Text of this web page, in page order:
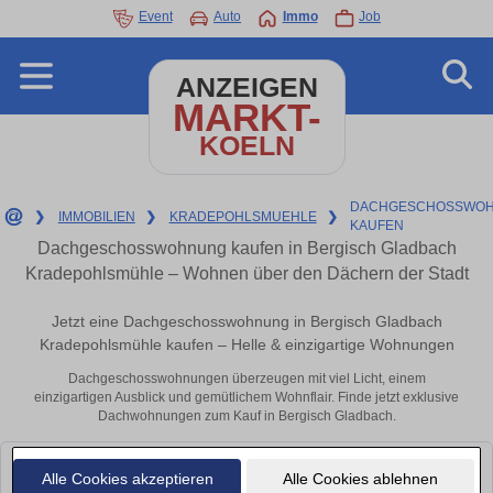
Alle Cookies akzeptieren Alle Cookies ablehnen
Event Auto Immo Job
ANZEIGEN
MARKT-
KOELN
❯ IMMOBILIEN ❯ KRADEPOHLSMUEHLE ❯
KAUFEN
Dachgeschosswohnung kaufen in Bergisch Gladbach
Kradepohlsmühle – Wohnen über den Dächern der Stadt
Jetzt eine Dachgeschosswohnung in Bergisch Gladbach
Kradepohlsmühle kaufen – Helle & einzigartige Wohnungen
Dachgeschosswohnungen überzeugen mit viel Licht, einem
einzigartigen Ausblick und gemütlichem Wohnflair. Finde jetzt exklusive
Dachwohnungen zum Kauf in Bergisch Gladbach.
Eigentumswohnung in Kippekhausen